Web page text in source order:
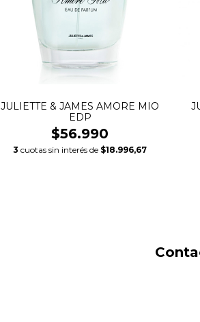
JULIETTE & JAMES AMORE MIO
EDP
$56.990
3 cuotas sin interés de $18.996,67